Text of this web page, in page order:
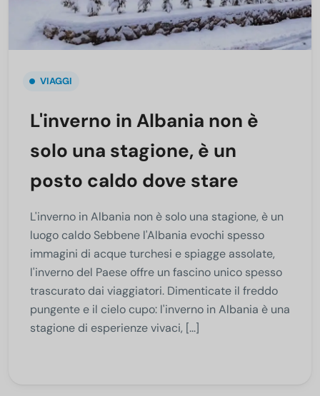
VIAGGI
L'inverno in Albania non è
solo una stagione, è un
posto caldo dove stare
L'inverno in Albania non è solo una stagione, è un
luogo caldo Sebbene l'Albania evochi spesso
immagini di acque turchesi e spiagge assolate,
l'inverno del Paese offre un fascino unico spesso
trascurato dai viaggiatori. Dimenticate il freddo
pungente e il cielo cupo: l'inverno in Albania è una
stagione di esperienze vivaci, [...]